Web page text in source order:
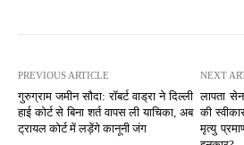
PREVIOUS ARTICLE
गुरुग्राम जमीन सौदा: रॉबर्ट वाड्रा ने दिल्ली
हाई कोर्ट से बिना शर्त वापस ली याचिका, अब
ट्रायल कोर्ट में लड़ेंगे कानूनी जंग
NEXT
लापता
की
मृत्यु